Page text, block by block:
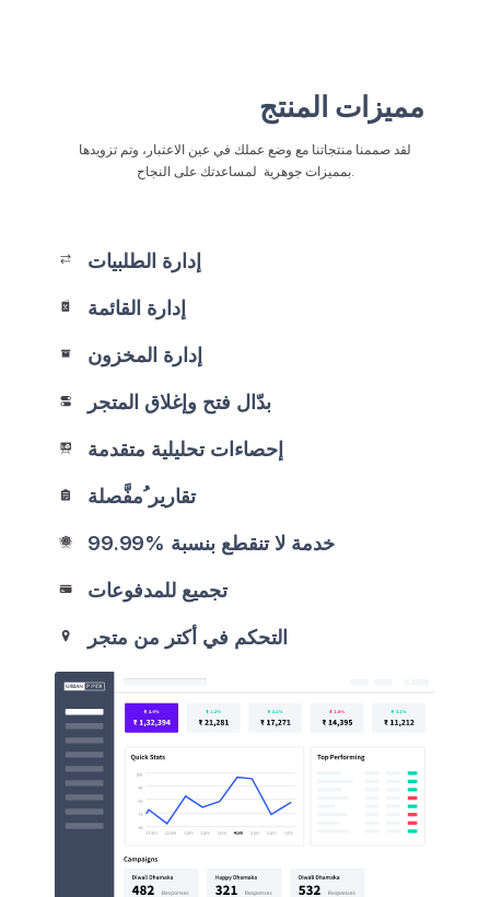
مميزات المنتج
لقد صممنا منتجاتنا مع وضع عملك في عين الاعتبار، وتم تزويدها
بمميزات جوهرية لمساعدتك على النجاح.
إدارة الطلبيات
إدارة القائمة
إدارة المخزون
بدّال فتح وإغلاق المتجر
إحصاءات تحليلية متقدمة
تقارير ُمفَّصلة
خدمة لا تنقطع بنسبة %99.99
تجميع للمدفوعات
التحكم في أكتر من متجر